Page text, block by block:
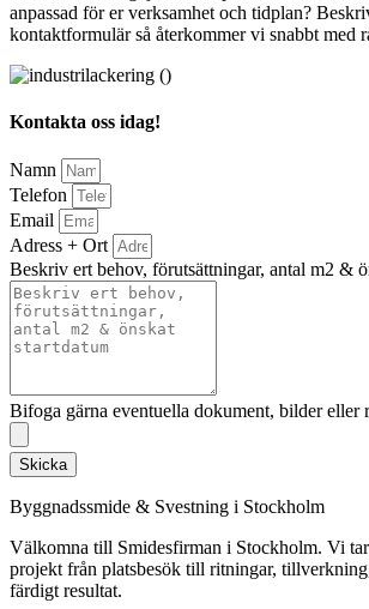
anpassad för er verksamhet och tidplan?
kontaktformulär så återkommer vi snabbt med
Kontakta oss idag!
Namn
Telefon
Email
Adress + Ort
Beskriv ert behov, förutsättningar, antal m2 &
Bifoga gärna eventuella dokument, bilder eller
Skicka
Byggnadssmide & Svestning i Stockholm
Välkomna till Smidesfirman i Stockholm. Vi
projekt från platsbesök till ritningar,
färdigt resultat.